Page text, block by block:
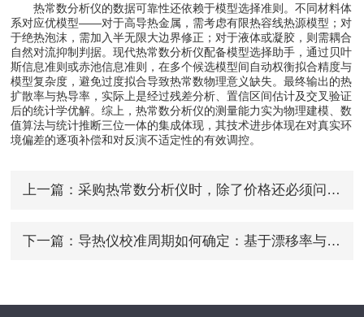
热常数分析仪的数据可靠性还依赖于模型选择准则。不同材料体
系对应优模型——对于高导热金属，需考虑有限热容线热源模型；对
于绝热泡沫，需加入半无限大边界修正；对于液体或凝胶，则需耦合
自然对流抑制判据。现代热常数分析仪配备模型选择助手，通过贝叶
斯信息准则或赤池信息准则，在多个候选模型间自动权衡拟合精度与
模型复杂度，避免过度拟合导致热常数物理意义缺失。最终输出的热
扩散率与热导率，实际上是经过残差分析、置信区间估计及交叉验证
后的统计学优解。综上，热常数分析仪的测量能力实为物理建模、数
值算法与统计推断三位一体的集成体现，其技术进步体现在对真实环
境偏差的逐项补偿和对反演不适定性的有效调控。
上一篇： 采购热常数分析仪时，除了价格还必须问清的4个关键参数
下一篇： 导热仪校准周期如何确定：基于漂移率与使用频次的动态策略